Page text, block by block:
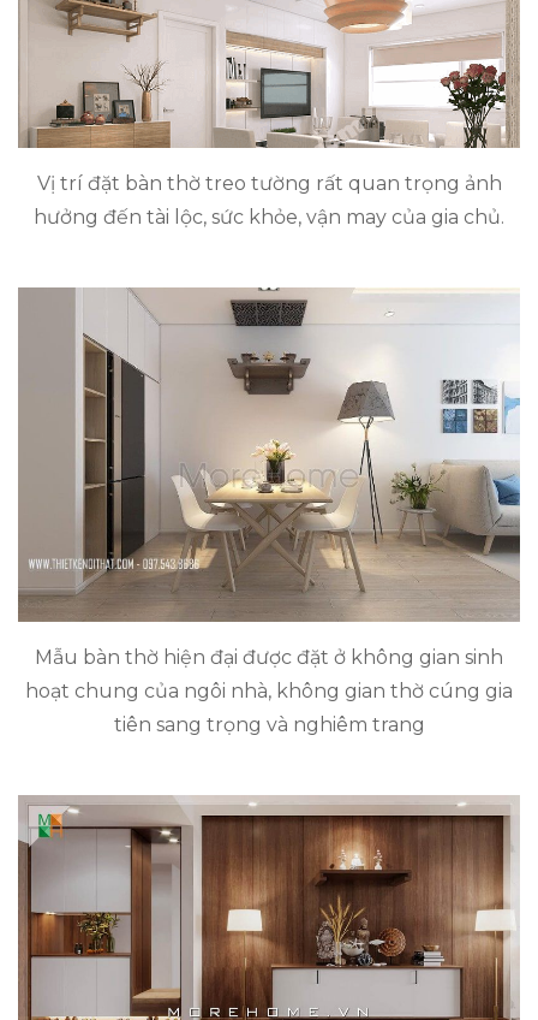
Vị trí đặt bàn thờ treo tường rất quan trọng ảnh
hưởng đến tài lộc, sức khỏe, vận may của gia chủ.
Mẫu bàn thờ hiện đại được đặt ở không gian sinh
hoạt chung của ngôi nhà, không gian thờ cúng gia
tiên sang trọng và nghiêm trang